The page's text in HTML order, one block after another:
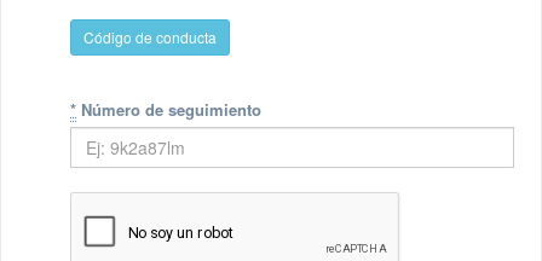
Código de conducta
* Número de seguimiento